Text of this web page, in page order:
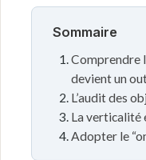
Sommaire
Comprendre
devient un
L’audit des
La verticalité
Adopter le